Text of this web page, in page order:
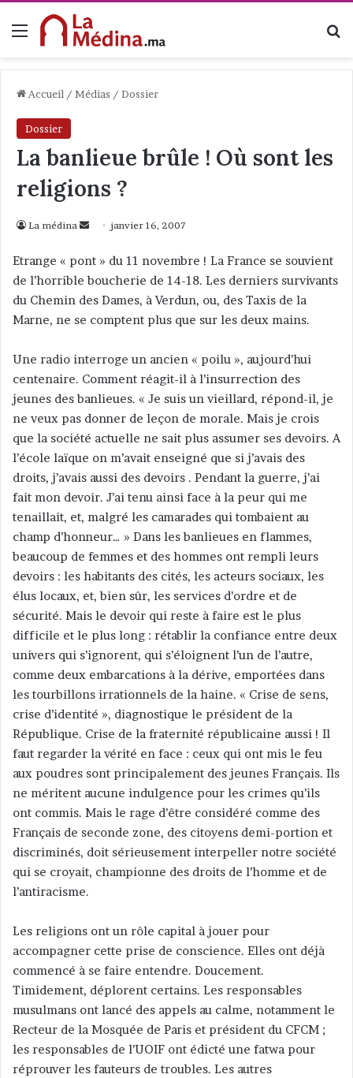
Menu
Accueil / Médias / Dossier
Dossier
La banlieue brûle ! Où sont les
religions ?
La médina
v
o
y
e
u
n
c
o
u
i
janvier 16, 2007
Etrange « pont » du 11 novembre ! La France se souvient
de l’horrible boucherie de 14-18. Les derniers survivants
du Chemin des Dames, à Verdun, ou, des Taxis de la
Marne, ne se comptent plus que sur les deux mains.
Une radio interroge un ancien « poilu », aujourd’hui
centenaire. Comment réagit-il à l’insurrection des
jeunes des banlieues. « Je suis un vieillard, répond-il, je
ne veux pas donner de leçon de morale. Mais je crois
que la société actuelle ne sait plus assumer ses devoirs. A
l’école laïque on m’avait enseigné que si j’avais des
droits, j’avais aussi des devoirs . Pendant la guerre, j’ai
fait mon devoir. J’ai tenu ainsi face à la peur qui me
tenaillait, et, malgré les camarades qui tombaient au
champ d’honneur… » Dans les banlieues en flammes,
beaucoup de femmes et des hommes ont rempli leurs
devoirs : les habitants des cités, les acteurs sociaux, les
élus locaux, et, bien sûr, les services d’ordre et de
sécurité. Mais le devoir qui reste à faire est le plus
difficile et le plus long : rétablir la confiance entre deux
univers qui s’ignorent, qui s’éloignent l’un de l’autre,
comme deux embarcations à la dérive, emportées dans
les tourbillons irrationnels de la haine. « Crise de sens,
crise d’identité », diagnostique le président de la
République. Crise de la fraternité républicaine aussi ! Il
faut regarder la vérité en face : ceux qui ont mis le feu
aux poudres sont principalement des jeunes Français. Ils
ne méritent aucune indulgence pour les crimes qu’ils
ont commis. Mais le rage d’être considéré comme des
Français de seconde zone, des citoyens demi-portion et
discriminés, doit sérieusement interpeller notre société
qui se croyait, championne des droits de l’homme et de
l’antiracisme.
Les religions ont un rôle capital à jouer pour
accompagner cette prise de conscience. Elles ont déjà
commencé à se faire entendre. Doucement.
Timidement, déplorent certains. Les responsables
musulmans ont lancé des appels au calme, notamment le
Recteur de la Mosquée de Paris et président du CFCM ;
les responsables de l’UOIF ont édicté une fatwa pour
réprouver les fauteurs de troubles. Les autres